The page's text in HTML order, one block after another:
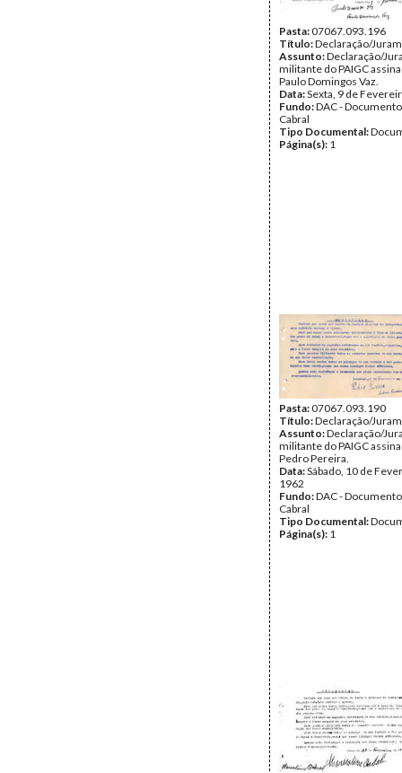
Pasta:07067.093.196
Título:Declaração/
Assunto:Declaração/
militante do PAIGC
Paulo Domingos Vaz.
Data:Sexta, 9 de
Fundo:DAC -
Cabral
Tipo Documental:
Página(s): 1
Pasta:07067.093.190
Título:Declaração/
Assunto:Declaração/
militante do PAIGC
Pedro Pereira.
Data:Sábado, 10 de
1962
Fundo:DAC -
Cabral
Tipo Documental:
Página(s): 1